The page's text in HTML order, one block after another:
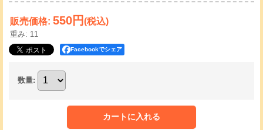
販売価格: 550円(税込)
重み: 11
Facebookでシェア
数量: